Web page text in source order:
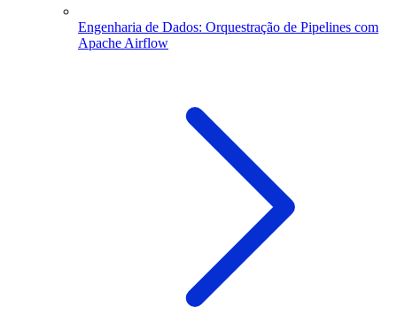
Engenharia de Dados: Orquestração de Pipelines com
Apache Airflow